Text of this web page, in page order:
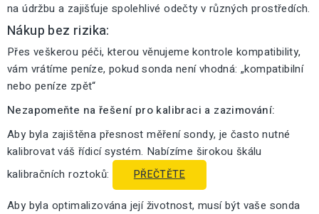
na údržbu a zajišťuje spolehlivé odečty v různých prostředích.
Nákup bez rizika:
Přes veškerou péči, kterou věnujeme kontrole kompatibility,
vám vrátíme peníze, pokud sonda není vhodná: „kompatibilní
nebo peníze zpět“
Nezapomeňte na řešení pro kalibraci a zazimování:
Aby byla zajištěna přesnost měření sondy, je často nutné
kalibrovat váš řídicí systém. Nabízíme širokou škálu
kalibračních roztoků:
PŘEČTĚTE
Aby byla optimalizována její životnost, musí být vaše sonda